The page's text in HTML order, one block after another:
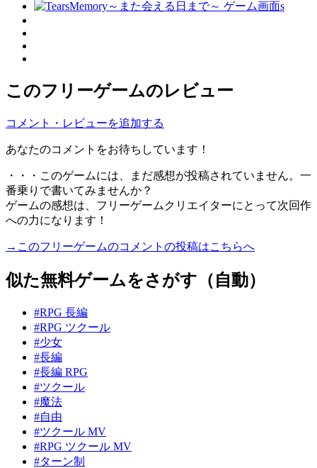
このフリーゲームのレビュー
コメント・レビューを追加する
あなたのコメントをお待ちしています！
・・・このゲームには、まだ感想が投稿されていません。一
番乗りで書いてみませんか？
ゲームの感想は、フリーゲームクリエイターにとって次回作
への力になります！
→このフリーゲームのコメントの投稿はこちらへ
似た無料ゲームをさがす（自動）
#RPG 長編
#RPG ツクール
#少女
#長編
#長編 RPG
#ツクール
#魔法
#自由
#ツクール MV
#RPG ツクール MV
#ターン制